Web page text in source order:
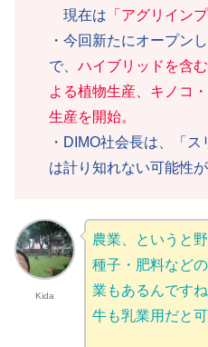
現在は 「アグリイン
・今回新たにオープン
で、 ハイブリッドを含
よる植物生産、キノコ
生産を開始。
・DIMO社会長は、「
は計り知れない可能性
Kida
農業、というと
種子・肥料など
業もあるんですね
牛も乳業用だと